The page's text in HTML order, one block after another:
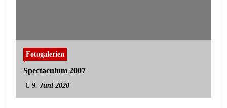
Fotogalerien
Spectaculum 2007
9. Juni 2020